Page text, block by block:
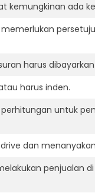
kemungkinan ada
harus dibayarkan.
harus inden.
untuk
dan
penjualan